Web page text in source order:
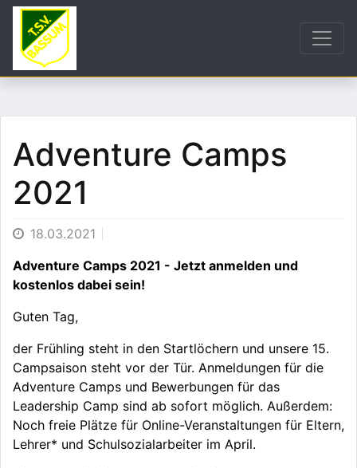
Adventure Camps
2021
18.03.2021
Adventure Camps 2021 - Jetzt anmelden und
kostenlos dabei sein!
Guten Tag,
der Frühling steht in den Startlöchern und unsere 15.
Campsaison steht vor der Tür. Anmeldungen für die
Adventure Camps und Bewerbungen für das
Leadership Camp sind ab sofort möglich. Außerdem:
Noch freie Plätze für Online-Veranstaltungen für Eltern,
Lehrer* und Schulsozialarbeiter im April.